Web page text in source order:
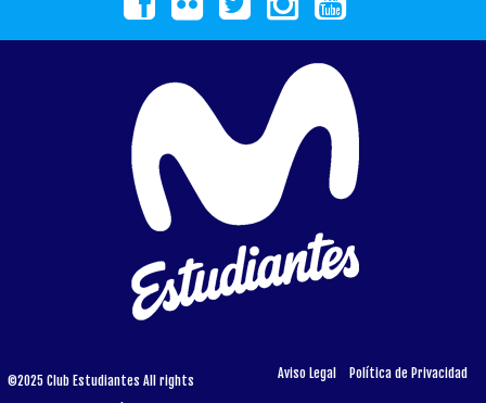
©2025 Club Estudiantes All rights
Aviso Legal Política de Privacidad